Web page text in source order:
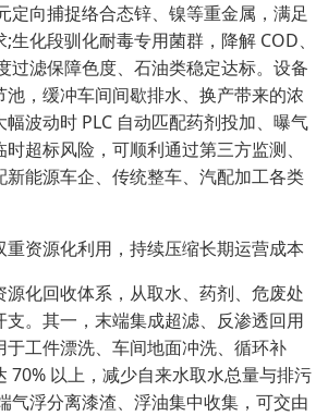
定向捕捉络合态锌、镍等重金属，满足
生化段驯化耐毒专用菌群，降解 COD、
过滤保障色度、石油类稳定达标。设备
，缓冲车间间歇排水、换产带来的浓
波动时 PLC 自动匹配药剂投加、曝气
超标风险，可顺利通过第三方监测、
新能源车企、传统整车、汽配加工各类
资源化利用，持续压缩长期运营成本
化回收体系，从取水、药剂、危废处
。其一，末端集成超滤、反渗透回用
于工件漂洗、车间地面冲洗、循环补
70% 以上，减少自来水取水总量与排污
气浮分离漆渣、浮油集中收集，可交由